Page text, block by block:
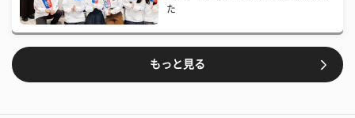
た
もっと見る